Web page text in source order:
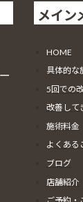
メイン
HOME
具体的な
5回での
改善して
施術料金
よくある
ブログ
店舗紹介